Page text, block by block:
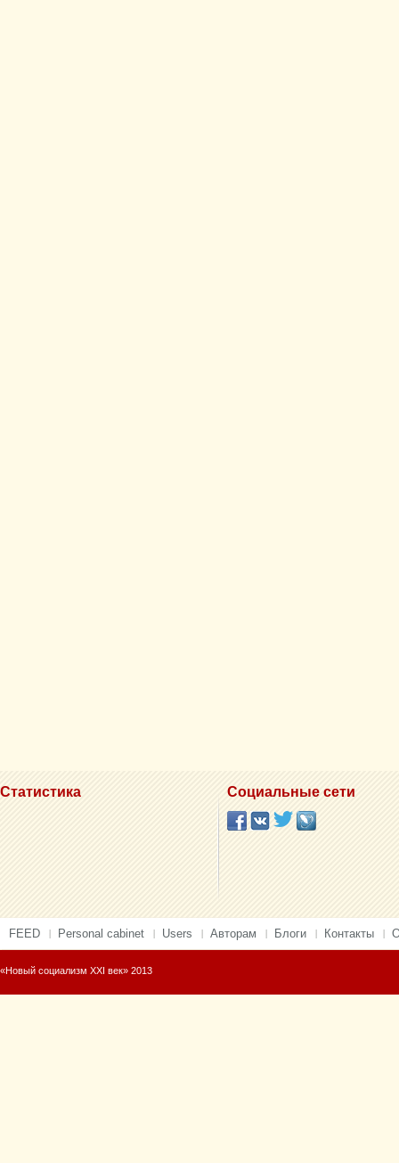
Статистика Социальные сети
FEED Personal cabinet Users Авторам Блоги Контакты
«Новый социализм XXI век» 2013